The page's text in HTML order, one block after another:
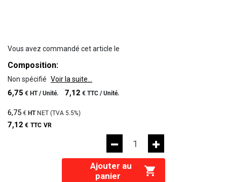
Vous avez commandé cet article le
Composition:
Non spécifié Voir la suite...
6,75 € HT /Unité. 7,12 € TTC /Unité.
6,75 € HTNET (TVA 5.5%)
7,12 € TTC VR
Ajouter au
panier